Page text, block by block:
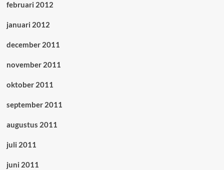
februari 2012
januari 2012
december 2011
november 2011
oktober 2011
september 2011
augustus 2011
juli 2011
juni 2011